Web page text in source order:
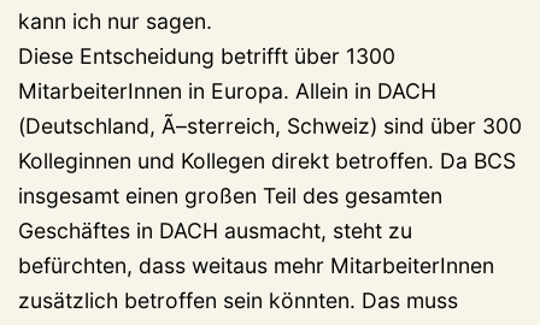
kann ich nur sagen.
Diese Entscheidung betrifft über 1300
MitarbeiterInnen in Europa. Allein in DACH
(Deutschland, Ã–sterreich, Schweiz) sind über 300
Kolleginnen und Kollegen direkt betroffen. Da BCS
insgesamt einen großen Teil des gesamten
Geschäftes in DACH ausmacht, steht zu
befürchten, dass weitaus mehr MitarbeiterInnen
zusätzlich betroffen sein könnten. Das muss